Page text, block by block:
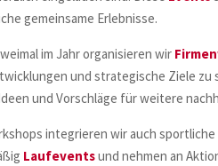
gemeinsame Erlebnisse.
im Jahr organisieren wir
und strategische Ziele
und Vorschläge für weitere
integrieren wir auch
Laufeventsund nehmen an